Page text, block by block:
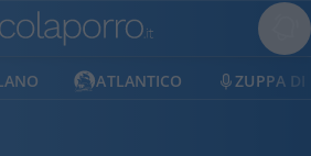
ATLANTICO ZUPPA DI